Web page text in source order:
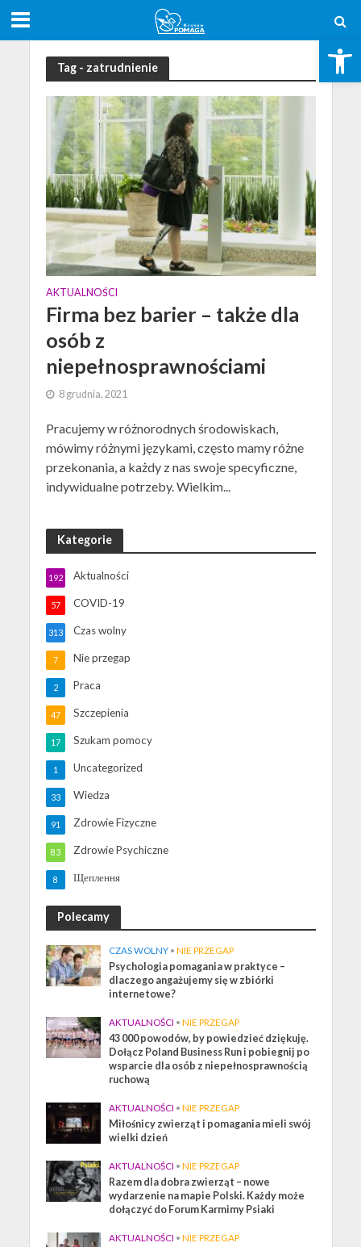
Open toolbar
Tag - zatrudnienie
AKTUALNOŚCI
Firma bez barier – także dla
osób z
niepełnosprawnościami
8 grudnia, 2021
Pracujemy w różnorodnych środowiskach,
mówimy różnymi językami, często mamy różne
przekonania, a każdy z nas swoje specyficzne,
indywidualne potrzeby. Wielkim...
Kategorie
Aktualności
192
COVID-19
57
Czas wolny
313
Nie przegap
7
Praca
2
Szczepienia
47
Szukam pomocy
17
Uncategorized
1
Wiedza
33
Zdrowie Fizyczne
91
Zdrowie Psychiczne
83
Щеплення
8
Polecamy
CZAS WOLNY • NIE PRZEGAP
Psychologia pomagania w praktyce –
dlaczego angażujemy się w zbiórki
internetowe?
AKTUALNOŚCI • NIE PRZEGAP
43 000 powodów, by powiedzieć dziękuję.
Dołącz Poland Business Run i pobiegnij po
wsparcie dla osób z niepełnosprawnością
ruchową
AKTUALNOŚCI • NIE PRZEGAP
Miłośnicy zwierząt i pomagania mieli swój
wielki dzień
AKTUALNOŚCI • NIE PRZEGAP
Razem dla dobra zwierząt – nowe
wydarzenie na mapie Polski. Każdy może
dołączyć do Forum Karmimy Psiaki
AKTUALNOŚCI • NIE PRZEGAP